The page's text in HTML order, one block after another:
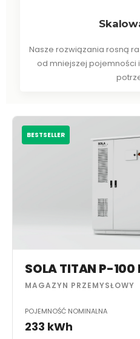
Nasze rozwiązania rosną
od mniejszej pojemności
BESTSELLER
SOLA TITAN P-100
MAGAZYN PRZEMYSŁOWY
POJEMNOŚĆ NOMINALNA
233 kWh